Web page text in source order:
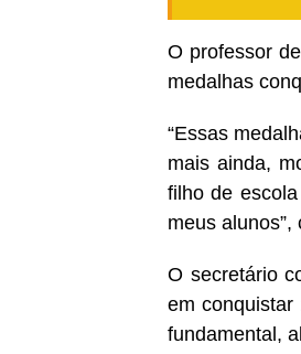
O professor
medalhas
“Essas
mais ainda,
filho de
meus alunos”,
O secretário
em
fundamental,